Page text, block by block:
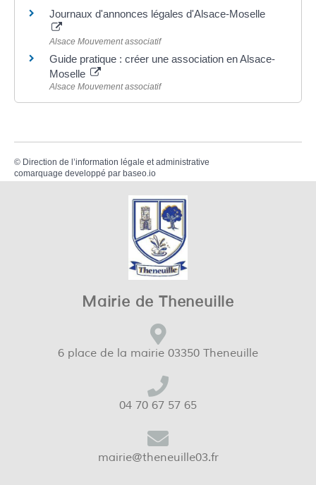
Journaux d'annonces légales d'Alsace-Moselle
Alsace Mouvement associatif
Guide pratique : créer une association en Alsace-
Moselle
Alsace Mouvement associatif
© Direction de l’information légale et administrative
comarquage developpé par baseo.io
Mairie de Theneuille
6 place de la mairie 03350 Theneuille
04 70 67 57 65
mairie@theneuille03.fr